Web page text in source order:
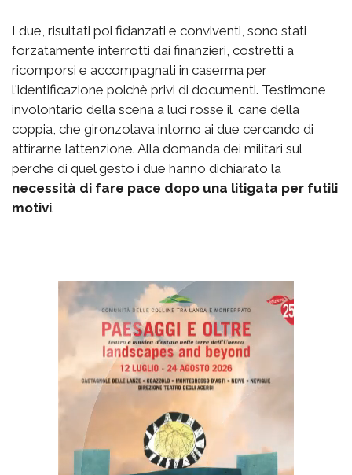
I due, risultati poi fidanzati e conviventi, sono stati
forzatamente interrotti dai finanzieri, costretti a
ricomporsi e accompagnati in caserma per
l'identificazione poichè privi di documenti. Testimone
involontario della scena a luci rosse il cane della
coppia, che gironzolava intorno ai due cercando di
attirarne lattenzione. Alla domanda dei militari sul
perchè di quel gesto i due hanno dichiarato la
necessità di fare pace dopo una litigata per futili
motivi.